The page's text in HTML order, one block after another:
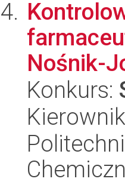
Nośnik-
Konkurs: